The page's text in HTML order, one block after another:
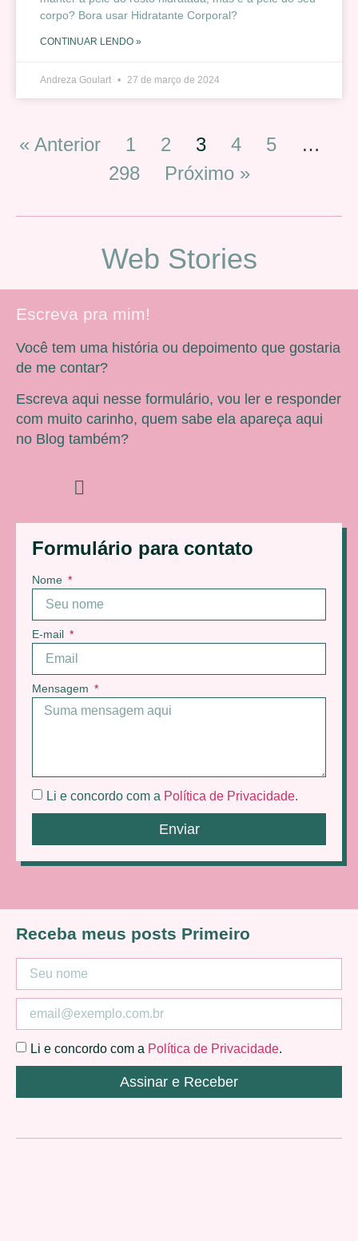
corpo? Bora usar Hidratante Corporal?
CONTINUAR LENDO »
Andreza Goulart 27 de março de 2024
« Anterior 1 2 3 4 5
…
298
Próximo »
Web Stories
Formulário para contato
Nome
E-mail
Mensagem
Li e concordo com a Política de Privacidade.
Enviar
Escreva pra mim!
Você tem uma história ou depoimento que gostaria
de me contar?
Escreva aqui nesse formulário, vou ler e responder
com muito carinho, quem sabe ela apareça aqui
no Blog também?
Receba meus posts Primeiro
Li e concordo com a Política de Privacidade.
Assinar e Receber